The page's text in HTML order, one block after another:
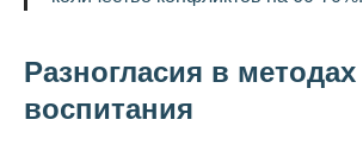
Разногласия в методах
воспитания